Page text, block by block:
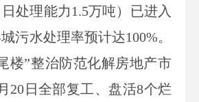
处理能力 1.5万吨）已进入
污水处理率预计达100%。
楼”整治防范化解房地产市
月 20 日全部复工、盘活8个烂